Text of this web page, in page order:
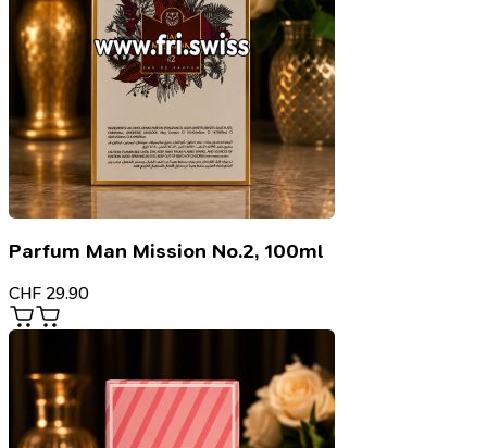
Parfum Man Mission No.2, 100ml
CHF 29.90